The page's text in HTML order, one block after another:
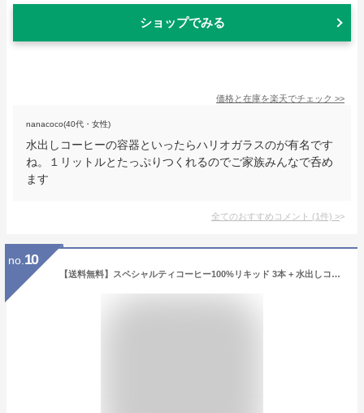
ショップでみる
価格と在庫を楽天でチェック >>
nanacoco(40代・女性)
水出しコーヒーの容器といったらハリオガラスのが有名です
ね。１リットルとたっぷりつくれるのでご家族みんなで呑め
ます
全てのおすすめコメント (1件) >
no. 10
【送料無料】スペシャルティコーヒー100%リキッド 3本 + 水出しコーヒーパック10個入（約50杯分） | マメーズ焙煎工房（アイスコーヒー / ギフト / リキッド / 水出し / パック）